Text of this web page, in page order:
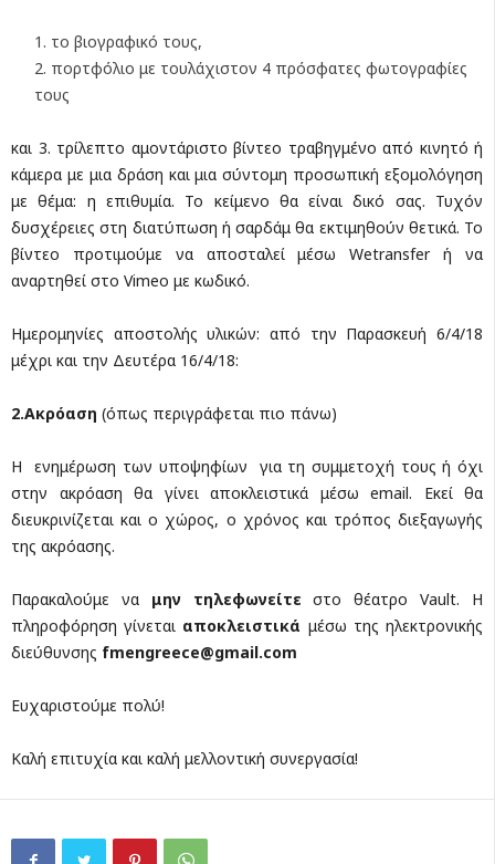
το βιογραφικό τους,
πορτφόλιο με τουλάχιστον 4 πρόσφατες φωτογραφίες
τους
και 3. τρίλεπτο αμοντάριστο βίντεο τραβηγμένο από κινητό ή
κάμερα με μια δράση και μια σύντομη προσωπική εξομολόγηση
με θέμα: η επιθυμία. Το κείμενο θα είναι δικό σας. Τυχόν
δυσχέρειες στη διατύπωση ή σαρδάμ θα εκτιμηθούν θετικά. Το
βίντεο προτιμούμε να αποσταλεί μέσω Wetransfer ή να
αναρτηθεί στο Vimeo με κωδικό.
Ημερομηνίες αποστολής υλικών: από την Παρασκευή 6/4/18
μέχρι και την Δευτέρα 16/4/18:
2.Ακρόαση (όπως περιγράφεται πιο πάνω)
Η ενημέρωση των υποψηφίων για τη συμμετοχή τους ή όχι
στην ακρόαση θα γίνει αποκλειστικά μέσω email. Εκεί θα
διευκρινίζεται και ο χώρος, ο χρόνος και τρόπος διεξαγωγής
της ακρόασης.
Παρακαλούμε να μην τηλεφωνείτε στο θέατρο Vault. Η
πληροφόρηση γίνεται αποκλειστικά μέσω της ηλεκτρονικής
διεύθυνσης fmengreece@gmail.com
Ευχαριστούμε πολύ!
Καλή επιτυχία και καλή μελλοντική συνεργασία!